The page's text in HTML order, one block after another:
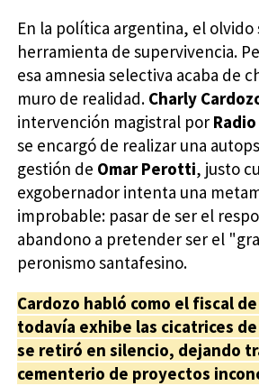
En la política argentina, el olvido
herramienta de supervivencia.
esa amnesia selectiva acaba de
muro de realidad. Charly
intervención magistral por
se encargó de realizar una
gestión de Omar Perotti, justo
exgobernador intenta una
improbable: pasar de ser el
abandono a pretender ser el
peronismo santafesino.
Cardozo habló como el fiscal
todavía exhibe las cicatrices
se retiró en silencio, dejando
cementerio de proyectos